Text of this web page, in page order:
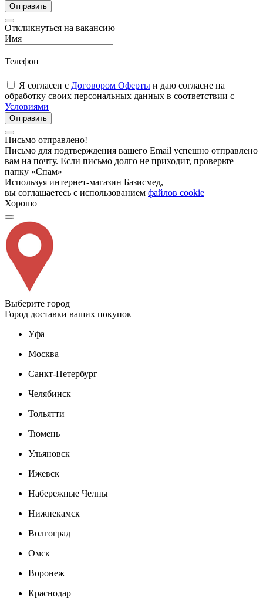
Отправить
Откликнуться на вакансию
Имя
Телефон
Я согласен с Договором Оферты и даю согласие на
обработку своих персональных данных в соответствии с
Условиями
Отправить
Письмо отправлено!
Письмо для подтверждения вашего Email успешно отправлено
вам на почту. Если письмо долго не приходит, проверьте
папку «Спам»
Используя интернет-магазин Базисмед,
вы соглашаетесь с использованием файлов cookie
Хорошо
Выберите город
Город доставки ваших покупок
Уфа
Москва
Санкт-Петербург
Челябинск
Тольятти
Тюмень
Ульяновск
Ижевск
Набережные Челны
Нижнекамск
Волгоград
Омск
Воронеж
Краснодар